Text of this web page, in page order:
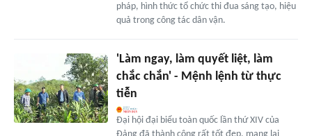
pháp, hình thức tổ chức thi đua sáng tạo, hiệu
quả trong công tác dân vận.
'Làm ngay, làm quyết liệt, làm
chắc chắn' - Mệnh lệnh từ thực
tiễn
Đại hội đại biểu toàn quốc lần thứ XIV của
Đảng đã thành công rất tốt đẹp, mang lại